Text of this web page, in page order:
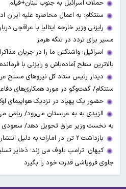
حملات اسرائیل به جنوب لبنان+فیلم
سنتکام: به اعمال محاصره علیه ایران
رایزنی وزیر خارجه ایتالیا با عراقچی
مسیر برای تردد در تنگه هرمز
اسرائیل: واشنگتن ما را در جریان
بالاترین سطح آماده‌باش و رایزنی با
دیدار رئیس ستاد کل نیروهای مسلح
سنتکام/ گفت‌وگو در مورد همکاری‌های
حضور یک پهپاد در نزدیک هواپیمای
الزیدی به به عربستان می‌رود/ ریاض
به نخست وزیر عراق تحویل دهد/ سعودی
بازداشت ۲ تن در امارات به‌ دلیل انتشار تصاویر انفجارهای امروز در دبی
کیهان: ترامپ بلوف می زند؛ ذخایر
جلوی فروپاشی قدرت خود را بگیرد